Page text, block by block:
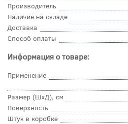
Производитель
Наличие на складе
Доставка
Способ оплаты
Информация о товаре:
Применение
Размер (ШхД), см
Поверхность
Штук в коробке